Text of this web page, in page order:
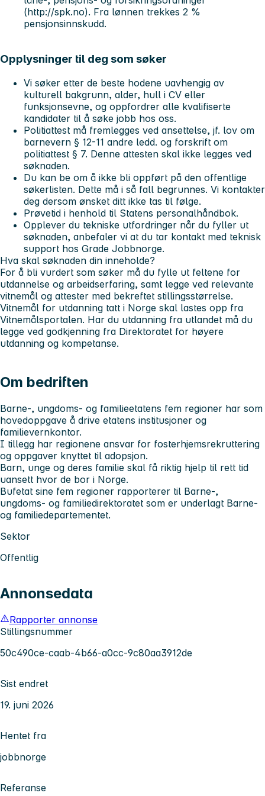
(http://spk.no). Fra lønnen trekkes 2 %
pensjonsinnskudd.
Opplysninger til deg som søker
Vi søker etter de beste hodene uavhengig av
kulturell bakgrunn, alder, hull i CV eller
funksjonsevne, og oppfordrer alle kvalifiserte
kandidater til å søke jobb hos oss.
Politiattest må fremlegges ved ansettelse, jf. lov om
barnevern § 12-11 andre ledd. og forskrift om
politiattest § 7. Denne attesten skal ikke legges ved
søknaden.
Du kan be om å ikke bli oppført på den offentlige
søkerlisten. Dette må i så fall begrunnes. Vi kontakter
deg dersom ønsket ditt ikke tas til følge.
Prøvetid i henhold til Statens personalhåndbok.
Opplever du tekniske utfordringer når du fyller ut
søknaden, anbefaler vi at du tar kontakt med teknisk
support hos Grade Jobbnorge.
Hva skal søknaden din inneholde?
For å bli vurdert som søker må du fylle ut feltene for
utdannelse og arbeidserfaring, samt legge ved relevante
vitnemål og attester med bekreftet stillingsstørrelse.
Vitnemål for utdanning tatt i Norge skal lastes opp fra
Vitnemålsportalen. Har du utdanning fra utlandet må du
legge ved godkjenning fra Direktoratet for høyere
utdanning og kompetanse.
Om bedriften
Barne-, ungdoms- og familieetatens fem regioner har som
hovedoppgave å drive etatens institusjoner og
familievernkontor.
I tillegg har regionene ansvar for fosterhjemsrekruttering
og oppgaver knyttet til adopsjon.
Barn, unge og deres familie skal få riktig hjelp til rett tid
uansett hvor de bor i Norge.
Bufetat sine fem regioner​ rapporterer til Barne-,
ungdoms- og familiedirektoratet som er underlagt Barne-
og familiedepartementet.
Sektor
Offentlig
Annonsedata
Rapporter annonse
Stillingsnummer
50c490ce-caab-4b66-a0cc-9c80aa3912de
Sist endret
19. juni 2026
Hentet fra
jobbnorge
Referanse